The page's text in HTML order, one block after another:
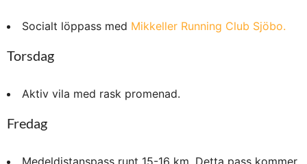
Socialt löppass med Mikkeller Running Club Sjöbo.
Torsdag
Aktiv vila med rask promenad.
Fredag
Medeldistanspass runt 15-16 km. Detta pass kommer